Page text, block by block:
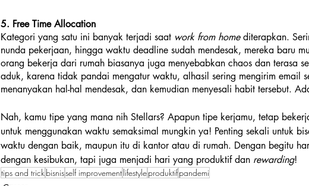
5. Free Time Allocation
Kategori yang satu ini banyak terjadi saat work from home diterapkan.
nunda pekerjaan, hingga waktu deadline sudah mendesak, mereka baru
orang bekerja dari rumah biasanya juga menyebabkan chaos dan terasa
aduk, karena tidak pandai mengatur waktu, alhasil sering mengirim email
menanyakan hal-hal mendesak, dan kemudian menyesali habit tersebut.
Nah, kamu tipe yang mana nih Stellars? Apapun tipe kerjamu, tetap
untuk menggunakan waktu semaksimal mungkin ya! Penting sekali untuk
waktu dengan baik, maupun itu di kantor atau di rumah. Dengan begitu
dengan kesibukan, tapi juga menjadi hari yang produktif dan rewarding!
tips and trickbisnisself improvementlifestyleproduktifpandemi